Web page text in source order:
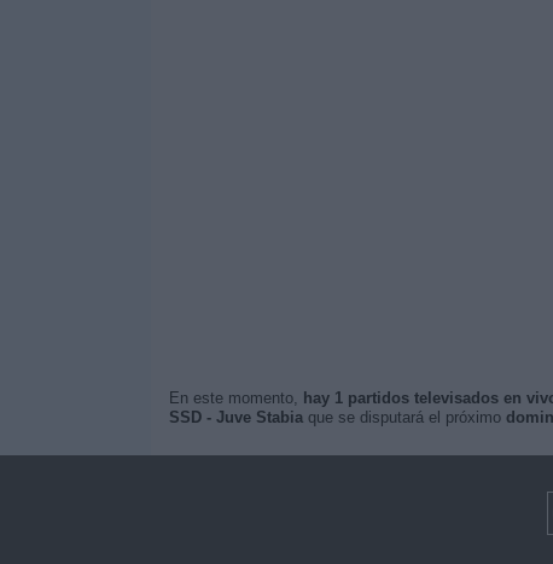
En este momento, hay 1 partidos televisados en
SSD - Juve Stabiaque se disputará el próximo